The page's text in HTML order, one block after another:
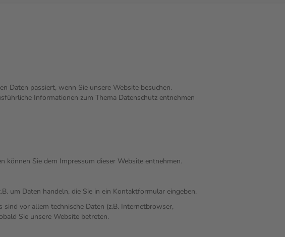
Daten passiert, wenn Sie unsere Website besuchen.
Informationen zum Thema Datenschutz entnehmen
können Sie dem Impressum dieser Website entnehmen.
um Daten handeln, die Sie in ein Kontaktformular eingeben.
vor allem technische Daten (z.B. Internetbrowser,
Sie unsere Website betreten.